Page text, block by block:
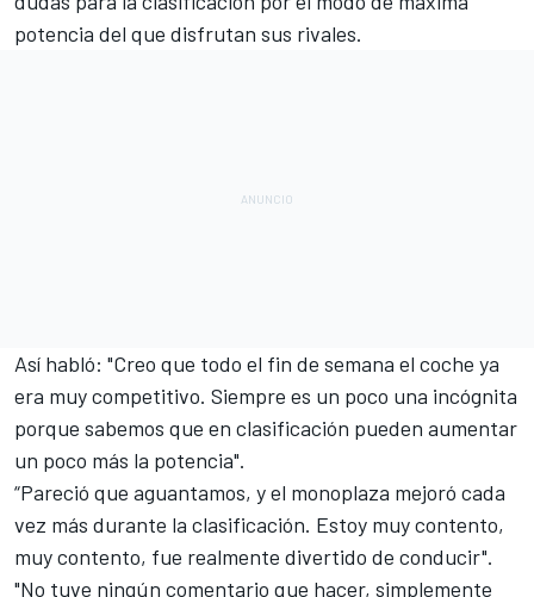
potencia del que disfrutan sus rivales.
Así habló: "Creo que todo el fin de semana el coche ya
era muy competitivo. Siempre es un poco una incógnita
porque sabemos que en clasificación pueden aumentar
un poco más la potencia".
“Pareció que aguantamos, y el monoplaza mejoró cada
vez más durante la clasificación. Estoy muy contento,
muy contento, fue realmente divertido de conducir".
"No tuve ningún comentario que hacer, simplemente